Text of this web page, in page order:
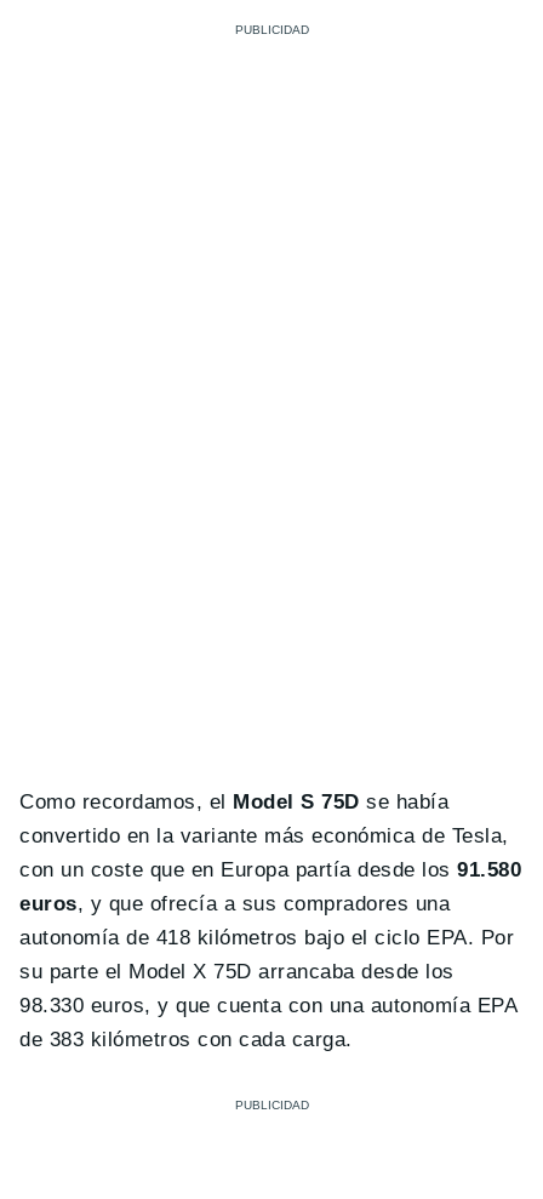
Como recordamos, el Model S 75D se había
convertido en la variante más económica de Tesla,
con un coste que en Europa partía desde los91.580
euros, y que ofrecía a sus compradores una
autonomía de 418 kilómetros bajo el ciclo EPA. Por
su parte el Model X 75D arrancaba desde los
98.330 euros, y que cuenta con una autonomía EPA
de 383 kilómetros con cada carga.